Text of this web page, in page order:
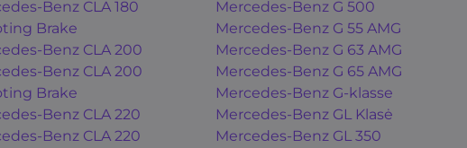
Benz CLA 180
Brake
Benz CLA 200
Benz CLA 200
Brake
Benz CLA 220
Benz CLA 220
Mercedes-Benz G 500
Mercedes-Benz G 55 AMG
Mercedes-Benz G 63 AMG
Mercedes-Benz G 65 AMG
Mercedes-Benz G-klasse
Mercedes-Benz GL Klasė
Mercedes-Benz GL 350